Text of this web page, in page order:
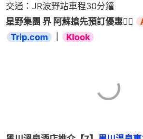
交通：JR波野站車程30分鐘
星野集團 界 阿蘇搶先預訂優惠👉🏻
Trip.com
Klook